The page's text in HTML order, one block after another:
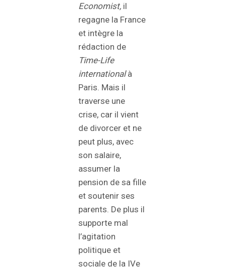
Economist, il
regagne la France
et intègre la
rédaction de
Time-Life
internationalà
Paris. Mais il
traverse une
crise, car il vient
de divorcer et ne
peut plus, avec
son salaire,
assumer la
pension de sa fille
et soutenir ses
parents. De plus il
supporte mal
l’agitation
politique et
sociale de la IVe